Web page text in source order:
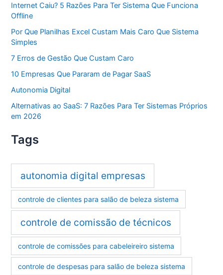
Internet Caiu? 5 Razões Para Ter Sistema Que Funciona
Offline
Por Que Planilhas Excel Custam Mais Caro Que Sistema
Simples
7 Erros de Gestão Que Custam Caro
10 Empresas Que Pararam de Pagar SaaS
Autonomia Digital
Alternativas ao SaaS: 7 Razões Para Ter Sistemas Próprios
em 2026
Tags
autonomia digital empresas
controle de clientes para salão de beleza sistema
controle de comissão de técnicos
controle de comissões para cabeleireiro sistema
controle de despesas para salão de beleza sistema